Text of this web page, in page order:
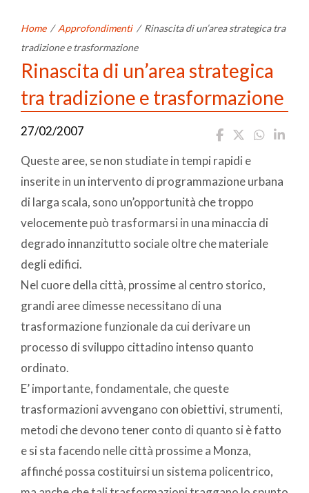
Home / Approfondimenti / Rinascita di un’area strategica tra
tradizione e trasformazione
Rinascita di un’area strategica
tra tradizione e trasformazione
27/02/2007
Queste aree, se non studiate in tempi rapidi e
inserite in un intervento di programmazione urbana
di larga scala, sono un’opportunità che troppo
velocemente può trasformarsi in una minaccia di
degrado innanzitutto sociale oltre che materiale
degli edifici.
Nel cuore della città, prossime al centro storico,
grandi aree dimesse necessitano di una
trasformazione funzionale da cui derivare un
processo di sviluppo cittadino intenso quanto
ordinato.
E’ importante, fondamentale, che queste
trasformazioni avvengano con obiettivi, strumenti,
metodi che devono tener conto di quanto si è fatto
e si sta facendo nelle città prossime a Monza,
affinché possa costituirsi un sistema policentrico,